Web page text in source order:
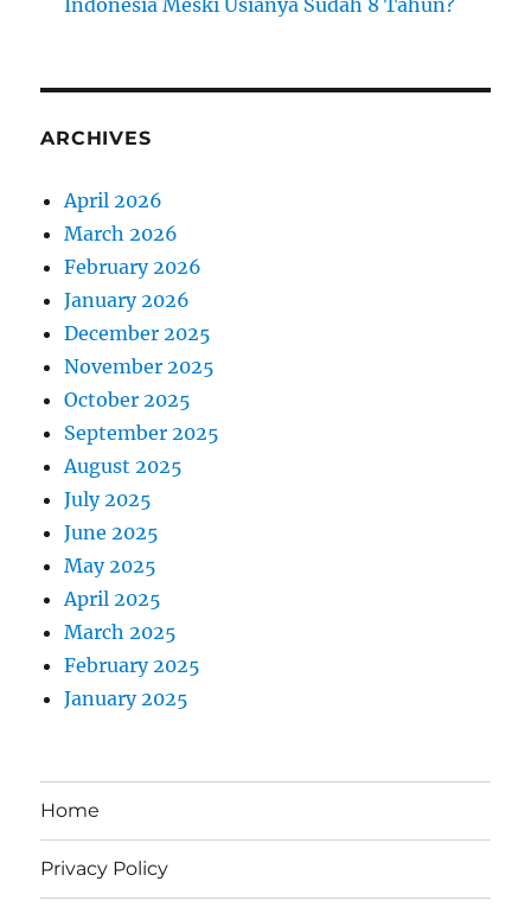
ARCHIVES
April 2026
March 2026
February 2026
January 2026
December 2025
November 2025
October 2025
September 2025
August 2025
July 2025
June 2025
May 2025
April 2025
March 2025
February 2025
January 2025
Home
Privacy Policy